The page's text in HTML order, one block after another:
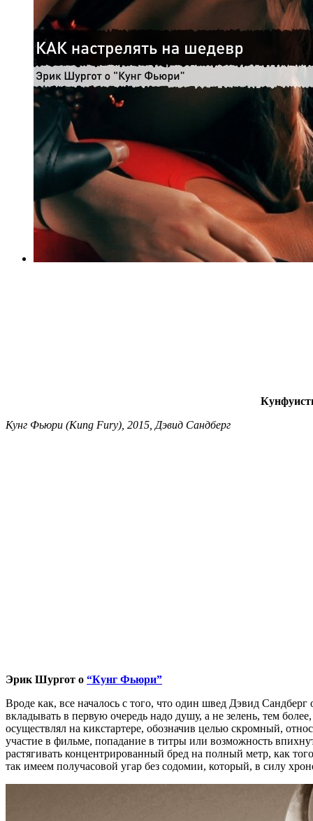
Кунг Фьюри (Kung Fury), 2015, Дэвид Сандберг
Эрик Шургот о “Кунг Фьюри”
Вроде как, все началось с того, что один швед Дэвид
вкладывать в первую очередь надо душу, а не зелень, тем
осуществлял на кикстартере, обозначив целью скромный,
участие в фильме, попадание в титры или возможность
растягивать концентрированный бред на полный метр, как
так имеем получасовой угар без содомии, который, в силу